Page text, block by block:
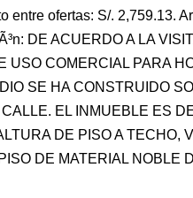
entre ofertas: S/. 2,759.13.
DE ACUERDO A LA
USO COMERCIAL PARA
SE HA CONSTRUIDO
EL INMUEBLE ES
DE PISO A TECHO,
DE MATERIAL NOBLE